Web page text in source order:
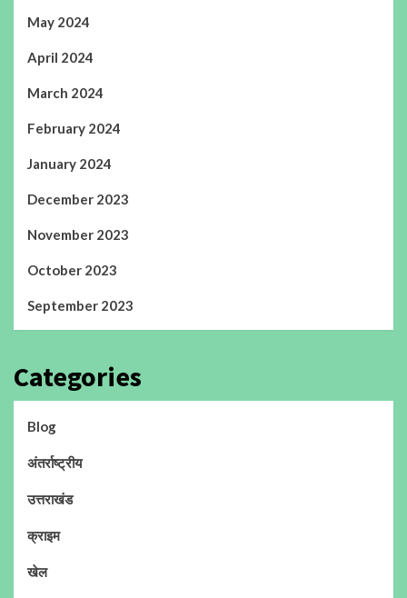
May 2024
April 2024
March 2024
February 2024
January 2024
December 2023
November 2023
October 2023
September 2023
Categories
Blog
अंतर्राष्ट्रीय
उत्तराखंड
क्राइम
खेल